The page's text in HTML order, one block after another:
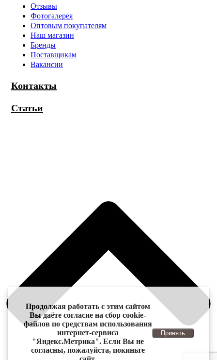
Отзывы
Фотогалерея
Оптовым покупателям
Наш магазин
Бренды
Поставщикам
Вакансии
Контакты
Статьи
Продолжая работать с этим сайтом
Вы даёте согласие на сбор cookie-
файлов по средствам использования
интернет-сервиса
"Яндекс.Метрика". Если Вы не
согласны, пожалуйста, покиньте
Принять